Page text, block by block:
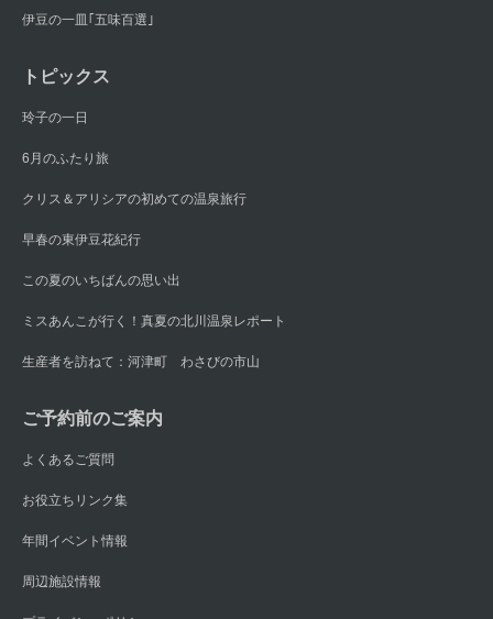
伊豆の一皿｢五味百選｣
トピックス
玲子の一日
6月のふたり旅
クリス＆アリシアの初めての温泉旅行
早春の東伊豆花紀行
この夏のいちばんの思い出
ミスあんこが行く！真夏の北川温泉レポート
生産者を訪ねて：河津町 わさびの市山
ご予約前のご案内
よくあるご質問
お役立ちリンク集
年間イベント情報
周辺施設情報